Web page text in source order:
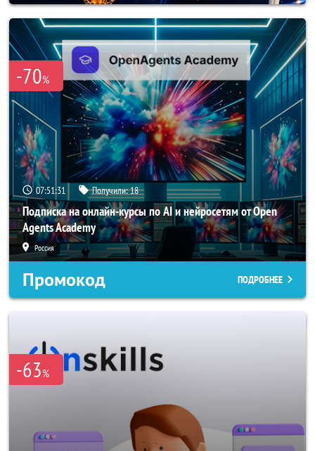
-70%
07:51:29 Получили:18
Подписка на онлайн-курсы по AI и нейросетям от Open
Agents Academy
Россия
Промокод ПОДРОБНЕЕ
-63%